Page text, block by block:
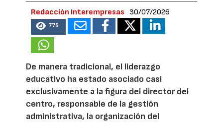
Redacción Interempresas 30/07/2026
775
De manera tradicional, el liderazgo
educativo ha estado asociado casi
exclusivamente a la figura del director del
centro, responsable de la gestión
administrativa, la organización del